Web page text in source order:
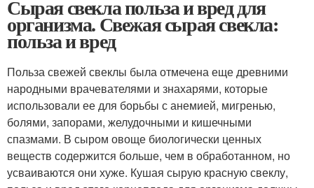
Сырая свекла польза и вред для
организма. Свежая сырая свекла:
польза и вред
Польза свежей свеклы была отмечена еще древними
народными врачевателями и знахарями, которые
использовали ее для борьбы с анемией, мигренью,
болями, запорами, желудочными и кишечными
спазмами. В сыром овоще биологически ценных
веществ содержится больше, чем в обработанном, но
усваиваются они хуже. Кушая сырую красную свеклу,